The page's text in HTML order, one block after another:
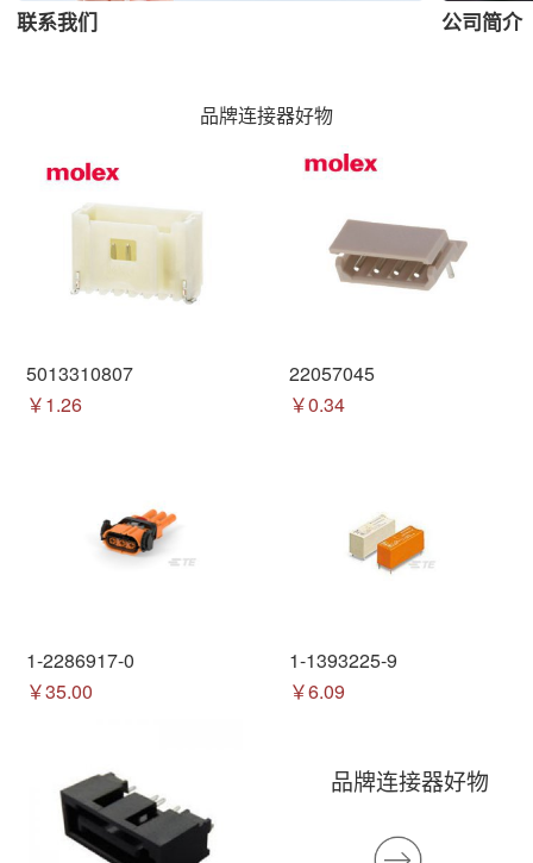
联系我们 公司简介
品牌连接器好物
5013310807
￥1.26
22057045
￥0.34
1-2286917-0
￥35.00
1-1393225-9
￥6.09
品牌连接器好物